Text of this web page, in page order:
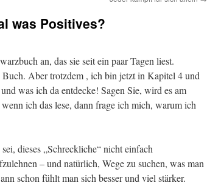
was Positives?
an, das sie seit ein paar Tagen liest.
Buch. Aber trotzdem , ich bin jetzt in Kapitel 4 und
was ich da entdecke! Sagen Sie, wird es am
ich das lese, dann frage ich mich, warum ich
dieses „Schreckliche“ nicht einfach
– und natürlich, Wege zu suchen, was man
schon fühlt man sich besser und viel stärker.